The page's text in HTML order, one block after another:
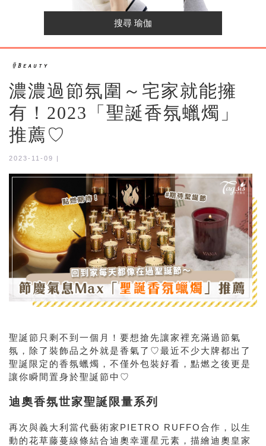
濃濃過節氛圍～宅家就能擁
有！2023「聖誕香氛蠟燭」
推薦♡
2023-11-09 |
聖誕節只剩不到一個月！要想搶先讓家裡充滿過節氣
氛，除了裝飾品之外就是香氣了♡最近不少大牌都出了
聖誕限定的香氛蠟燭，不僅外包裝好看，點燃之後更是
讓你瞬間置身於聖誕節中♡
迪奧香氛世家聖誕限量系列
再次與義大利當代藝術家PIETRO RUFFO合作，以生
動的花草藤蔓線條結合迪奧幸運星元素，描繪迪奧皇家